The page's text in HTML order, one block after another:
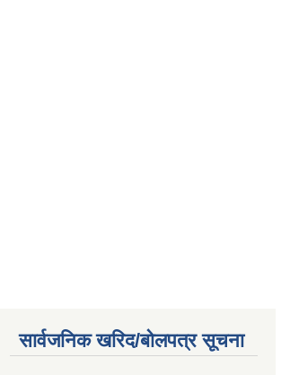
सार्वजनिक खरिद/बोलपत्र सूचना